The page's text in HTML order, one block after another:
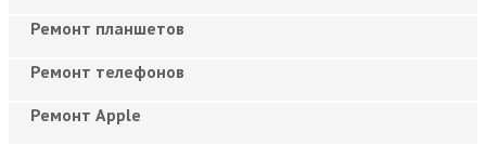
Ремонт планшетов
Ремонт телефонов
Ремонт Apple